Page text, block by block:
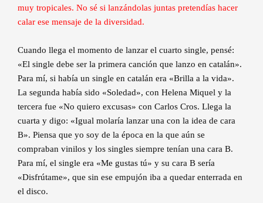
muy tropicales. No sé si lanzándolas juntas pretendías hacer
calar ese mensaje de la diversidad.
Cuando llega el momento de lanzar el cuarto single, pensé:
«El single debe ser la primera canción que lanzo en catalán».
Para mí, si había un single en catalán era «Brilla a la vida».
La segunda había sido «Soledad», con Helena Miquel y la
tercera fue «No quiero excusas» con Carlos Cros. Llega la
cuarta y digo: «Igual molaría lanzar una con la idea de cara
B». Piensa que yo soy de la época en la que aún se
compraban vinilos y los singles siempre tenían una cara B.
Para mí, el single era «Me gustas tú» y su cara B sería
«Disfrútame», que sin ese empujón iba a quedar enterrada en
el disco.